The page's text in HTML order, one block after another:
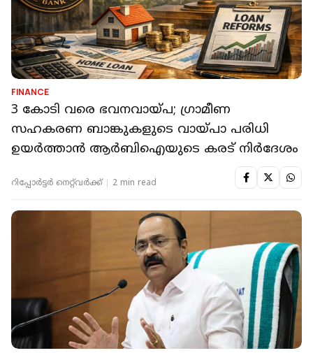
FINANCE
3 കോടി വരെ ഭവനവായ്പ; ഗ്രാമീണ
സഹകരണ ബാങ്കുകളുടെ വായ്പാ പരിധി
ഉയർത്താൻ ആർബിഐയുടെ കരട് നിർദേശം
റിപ്പോർട്ടർ നെറ്റ്‌വര്‍ക്ക്‌ 2 min read